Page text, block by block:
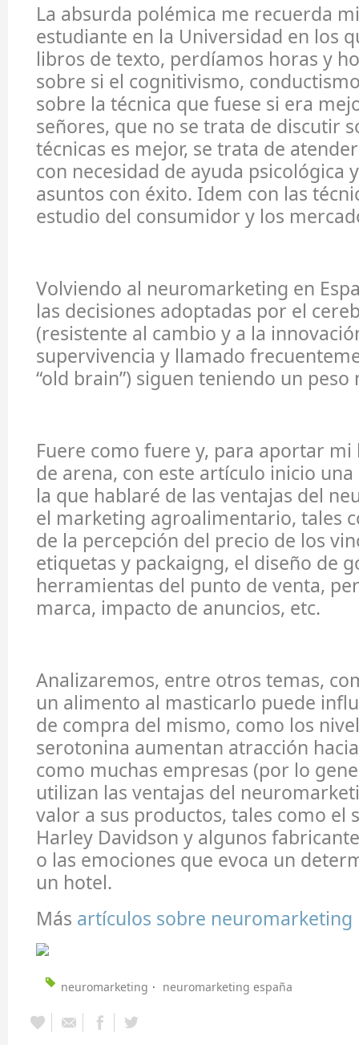
La absurda polémica me recuerda
estudiante en la Universidad en los
libros de texto, perdíamos horas y
sobre si el cognitivismo,
sobre la técnica que fuese si era
señores, que no se trata de discutir
técnicas es mejor, se trata de
con necesidad de ayuda psicológica
asuntos con éxito. Idem con las
estudio del consumidor y los
Volviendo al neuromarketing en
las decisiones adoptadas por el
(resistente al cambio y a la
supervivencia y llamado
“old brain”) siguen teniendo un
Fuere como fuere y, para aportar
de arena, con este artículo inicio
la que hablaré de las ventajas del
el marketing agroalimentario, tales
de la percepción del precio de los
etiquetas y packaigng, el diseño de
herramientas del punto de venta,
marca, impacto de anuncios, etc.
Analizaremos, entre otros temas,
un alimento al masticarlo puede
de compra del mismo, como los
serotonina aumentan atracción
como muchas empresas (por lo
utilizan las ventajas del
valor a sus productos, tales como el
Harley Davidson y algunos
o las emociones que evoca un
un hotel.
Más artículos sobre neuromarketing
neuromarketing neuromarketing españa